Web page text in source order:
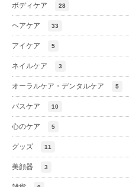
ボディケア 28
ヘアケア 33
アイケア 5
ネイルケア 3
オーラルケア・デンタルケア 5
バスケア 10
心のケア 5
グッズ 11
美顔器 3